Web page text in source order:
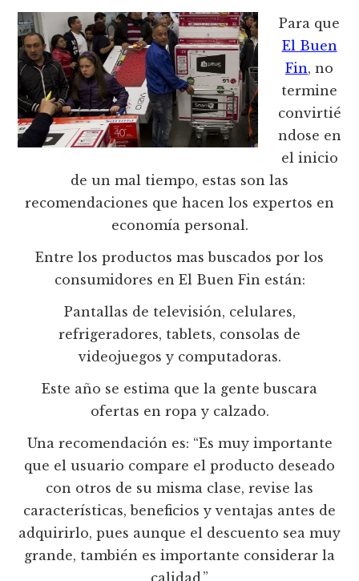
Para que
El Buen
Fin, no
termine
convirtié
ndose en
el inicio
de un mal tiempo, estas son las
recomendaciones que hacen los expertos en
economía personal.
Entre los productos mas buscados por los
consumidores en El Buen Fin están:
Pantallas de televisión, celulares,
refrigeradores, tablets, consolas de
videojuegos y computadoras.
Este año se estima que la gente buscara
ofertas en ropa y calzado.
Una recomendación es: “Es muy importante
que el usuario compare el producto deseado
con otros de su misma clase, revise las
características, beneficios y ventajas antes de
adquirirlo, pues aunque el descuento sea muy
grande, también es importante considerar la